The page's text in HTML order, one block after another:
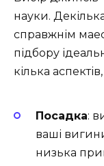
науки.
справжнім
підбору
кілька
Посадка:
ваші
низька